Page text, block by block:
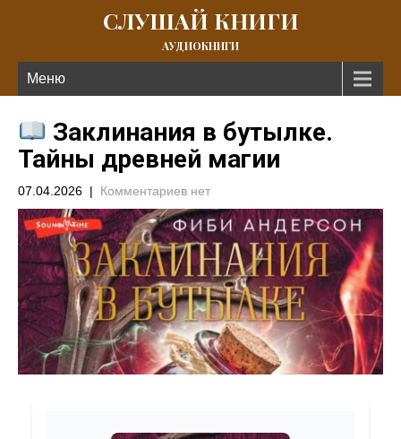
СЛУШАЙ КНИГИ
АУДИОКНИГИ
Меню
Заклинания в бутылке.
Тайны древней магии
07.04.2026 | Комментариев нет